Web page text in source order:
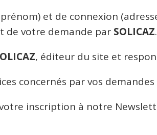
et de connexion
de votre demande par SOLICAZ.
, éditeur du site et
concernés par vos demandes
inscription à notre